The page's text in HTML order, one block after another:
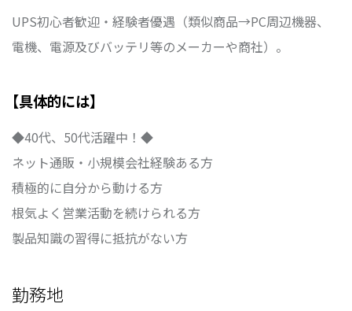
UPS初心者歓迎・経験者優遇（類似商品→PC周辺機器、
電機、電源及びバッテリ等のメーカーや商社）。
【具体的には】
◆40代、50代活躍中！◆
ネット通販・小規模会社経験ある方
積極的に自分から動ける方
根気よく営業活動を続けられる方
製品知識の習得に抵抗がない方
勤務地